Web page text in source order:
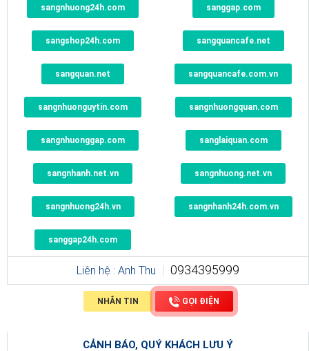
sangnhuong24h.com sanggap.com
sangshop24h.com sangquancafe.net
sangquan.net sangquancafe.com.vn
sangnhuonguytin.com sangnhuongquan.com
sangnhuonggap.com sanglaiquan.com
sangnhanh.net.vn sangnhuong.net.vn
sangnhuong24h.vn sangnhanh24h.com.vn
sanggap24h.com
Liên hệ : Anh Thu 0934395999
NHẮN TIN GỌI ĐIỆN
CẢNH BÁO, QUÝ KHÁCH LƯU Ý